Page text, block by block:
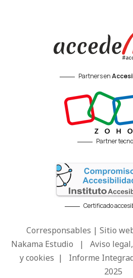
Partners en
Partner
Certificado
Corresponsables | Sitio
Nakama Estudio | Aviso
y cookies | Informe
2025